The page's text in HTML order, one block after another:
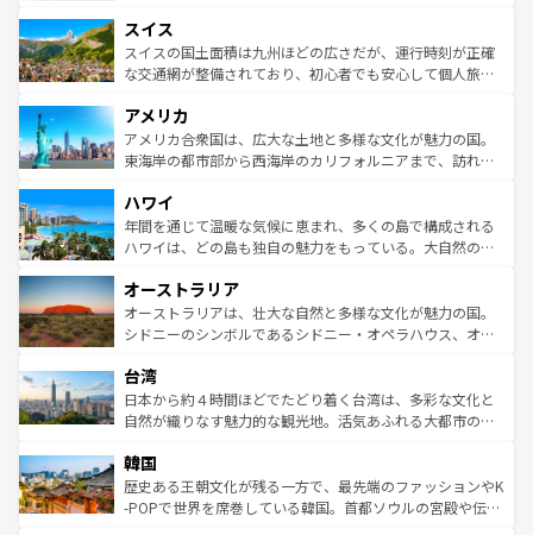
れる地方に足を運ぶとそれぞれで全く異なる文化を体験で
きるだろう。 なお、新着のフランス情報はコンテンツ一覧
を参照してほしい。
は、お酒好きな人にはぜひ体験してほしい。 なお、新着の
ドイツ情報はコンテンツ一覧を参照してほしい。
リアごとに異なる魅力がある。また、優雅なアフタヌーン
ティー、ビール好きにはたまらない英国パブ、サッカー観
戦など、本場だからこそできる体験も豊富。イギリスを旅
ンツ一覧を参照してほしい。
スイス
スイスの国土面積は九州ほどの広さだが、運行時刻が正確
な交通網が整備されており、初心者でも安心して個人旅行
の建物がそのまま残る町や、スイスならではのユニークな
博物館もあり、アルプス観光だけでなく町歩きも満喫する
ことができる。国民の所得が高いため物価も高いが、旅行
ば市内交通費無料で観光を楽しむこともできる。 なお、新
着のスイス情報はコンテンツ一覧 を参照してほしい。
アメリカ
アメリカ合衆国は、広大な土地と多様な文化が魅力の国。
東海岸の都市部から西海岸のカリフォルニアまで、訪れる
のような巨大都市は、観光、ショッピング、エンターテイ
ンメントが詰まった刺激的なスポットだ。一方、アメリカ
西部には大自然が広がり、グランドキャニオンやイエロー
部のニューオーリンズでは、音楽と美食が融合した独特の
文化が魅力。旅行者はアメリカの各地域で異なる魅力を楽
しみながら、その多様性と豊かな歴史を感じることができ
ならではの贅沢な旅のスタイルだ。 なお、新着のアメリカ
情報はコンテンツ一覧を参照してほしい。
ハワイ
年間を通じて温暖な気候に恵まれ、多くの島で構成される
ハワイは、どの島も独自の魅力をもっている。大自然の神
ワイ島は見逃せない。また、定番の観光地といえばオアフ
島だが、静かな自然を求めるならマウイ島やカウアイ島が
おすすめ。エメラルドグリーンに輝く海をはじめ、豊かな
れるおもてなしの心で訪れる人々を迎えてくれるハワイの
人々、おいしいローカルフードやハワイアンミュージッ
ク、伝統的なフラダンスなど、すべてがハワイの魅力を彩
ワイを、存分に味わってほしい。 なお、新着のハワイ情報
はコンテンツ一覧を参照してほしい。
オーストラリア
オーストラリアは、壮大な自然と多様な文化が魅力の国。
シドニーのシンボルであるシドニー・オペラハウス、オー
リアリーフや大陸中央部にそびえるウルル（エアーズロッ
ク）、タスマニアの美しい原生林やケアンズの熱帯雨林な
ど、見どころがたくさん。また、カフェやワイン、オージ
いる。アクティビティも充実しており、サーフィンやダイ
ビング、ハイキングなど、アウトドア好きにはたまらな
い。オーストラリアの多彩な魅力を存分に味わいつくそ
台湾
日本から約４時間ほどでたどり着く台湾は、多彩な文化と
自然が織りなす魅力的な観光地。活気あふれる大都市の台
ン）、静ひつな山岳地帯である台湾東部など、都市の喧騒
と山間の静けさが共存しており、訪れる人に新しい発見と
驚きをもたらしてくれる。また、奥深い台湾の食文化も魅
韓国
歴史ある王朝文化が残る一方で、最先端のファッションやK
-POPで世界を席巻している韓国。首都ソウルの宮殿や伝統